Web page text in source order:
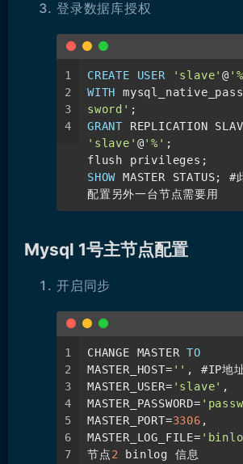
18
19
20
22
23
24
25
32
# 主从配置
log-bin=binlog
server-id=122
enforce-gtid-
log-slave-updates=on
expire_logs_days=14
# Compatible with
8.0
l_native_password
#设置客户端编码
[mysql]
default-character-
登录数据库授权
1
2
3
4
CREATE USER 'slave'@
WITH
sword' ;
GRANT REPLICATION
'slave' @'%' ;
flush privileges;
SHOW MASTER STATUS; #
配置另外一台节点需要用
Mysql 1号主节点配置
开启同步
1
2
3
4
5
6
7
CHANGE MASTER TO
MASTER_HOST= '' , #IP地
MASTER_USER= 'slave' ,
MASTER_PASSWORD=
MASTER_PORT=3306 ,
MASTER_LOG_FILE=
节点2 binlog 信息